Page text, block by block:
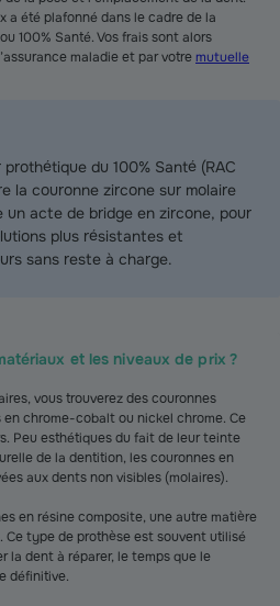
a été plafonné dans le cadre de la
100% Santé. Vos frais sont alors
maladie et par votre mutuelle
du 100% Santé (RAC
la couronne zircone sur molaire
un acte de bridge en zircone, pour
plus résistantes et
sans reste à charge.
et les niveaux de prix ?
vous trouverez des couronnes
chrome-cobalt ou nickel chrome. Ce
Peu esthétiques du fait de leur teinte
de la dentition, les couronnes en
aux dents non visibles (molaires).
en résine composite, une autre matière
Ce type de prothèse est souvent utilisé
la dent à réparer, le temps que le
définitive.